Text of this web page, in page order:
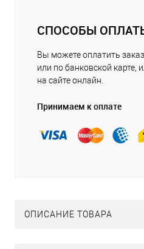
СПОСОБЫ
Вы можете оплатить
или по банковской карте,
на сайте онлайн.
Принимаем к оплате
ОПИСАНИЕ ТОВАРА